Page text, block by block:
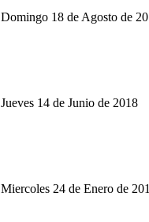
Domingo 18 de Agosto de
Jueves 14 de Junio de 2018
Miercoles 24 de Enero de